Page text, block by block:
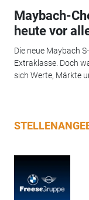
Maybach-
heute vor
Die neue Maybach
Extraklasse. Doch
sich Werte, Märkte